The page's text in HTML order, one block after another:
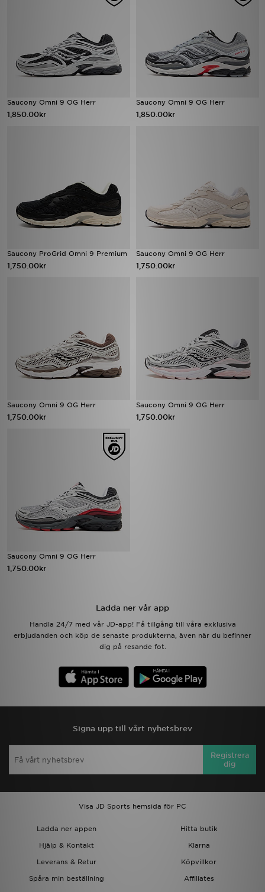
Saucony Omni 9 OG Herr
1,850.00kr
Saucony Omni 9 OG Herr
1,850.00kr
Saucony ProGrid Omni 9 Premium
1,750.00kr
Saucony Omni 9 OG Herr
1,750.00kr
Saucony Omni 9 OG Herr
1,750.00kr
Saucony Omni 9 OG Herr
1,750.00kr
Saucony Omni 9 OG Herr
1,750.00kr
Ladda ner vår app
Handla 24/7 med vår JD-app! Få tillgång till våra exklusiva
erbjudanden och köp de senaste produkterna, även när du befinner
dig på resande fot.
Signa upp till vårt nyhetsbrev
Registrera
dig
Visa JD Sports hemsida för PC
Ladda ner appen
Hitta butik
Hjälp & Kontakt
Klarna
Leverans & Retur
Köpvillkor
Spåra min beställning
Affiliates